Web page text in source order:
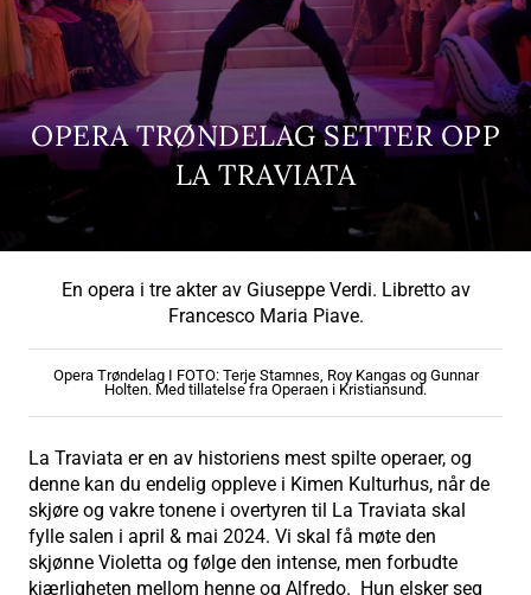
OPERA TRØNDELAG SETTER OPP
LA TRAVIATA
En opera i tre akter av Giuseppe Verdi. Libretto av
Francesco Maria Piave.
Opera Trøndelag I FOTO: Terje Stamnes, Roy Kangas og Gunnar
Holten. Med tillatelse fra Operaen i Kristiansund.
La Traviata er en av historiens mest spilte operaer, og
denne kan du endelig oppleve i Kimen Kulturhus, når de
skjøre og vakre tonene i overtyren til La Traviata skal
fylle salen i april & mai 2024. Vi skal få møte den
skjønne Violetta og følge den intense, men forbudte
kjærligheten mellom henne og Alfredo. Hun elsker seg